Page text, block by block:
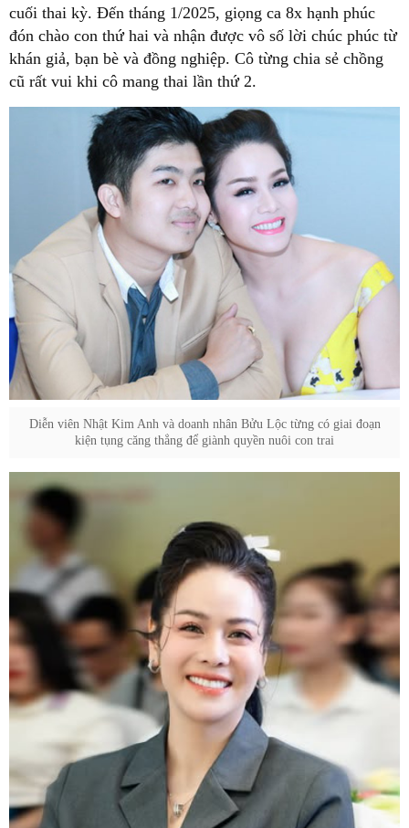
cuối thai kỳ. Đến tháng 1/2025, giọng ca 8x hạnh phúc
đón chào con thứ hai và nhận được vô số lời chúc phúc từ
khán giả, bạn bè và đồng nghiệp. Cô từng chia sẻ chồng
cũ rất vui khi cô mang thai lần thứ 2.
Diễn viên Nhật Kim Anh và doanh nhân Bửu Lộc từng có giai đoạn
kiện tụng căng thẳng để giành quyền nuôi con trai